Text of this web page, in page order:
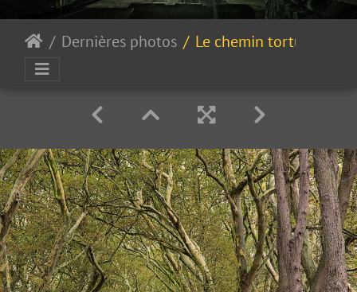
Dernières photos Le chemin tortueux